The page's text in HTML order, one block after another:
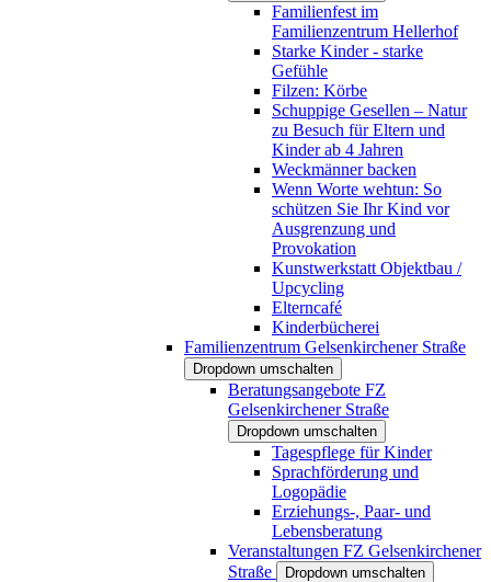
Familienfest im
Familienzentrum Hellerhof
Starke Kinder - starke
Gefühle
Filzen: Körbe
Schuppige Gesellen – Natur
zu Besuch für Eltern und
Kinder ab 4 Jahren
Weckmänner backen
Wenn Worte wehtun: So
schützen Sie Ihr Kind vor
Ausgrenzung und
Provokation
Kunstwerkstatt Objektbau /
Upcycling
Elterncafé
Kinderbücherei
Familienzentrum Gelsenkirchener Straße
Dropdown umschalten
Beratungsangebote FZ
Gelsenkirchener Straße
Dropdown umschalten
Tagespflege für Kinder
Sprachförderung und
Logopädie
Erziehungs-, Paar- und
Lebensberatung
Veranstaltungen FZ Gelsenkirchener
Straße
Dropdown umschalten